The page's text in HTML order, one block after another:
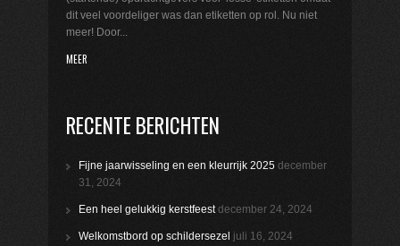
dit veel voordeliger was dan etiketten op rol. Nu niet
meer! Door...
MEER
RECENTE BERICHTEN
Fijne jaarwisseling en een kleurrijk 2025 december
31, 2024
Een heel gelukkig kerstfeest december 24, 2024
Welkomstbord op schildersezel juli 16, 2024